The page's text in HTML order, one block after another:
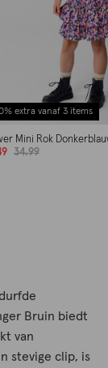
extra vanaf 3 items
Mini Rok
34.99
Bruin biedt
van
stevige clip, is